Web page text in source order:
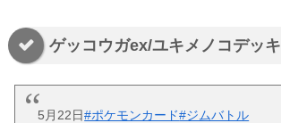
ゲッコウガex/ユキメノコデッキ
5月22日#ポケモンカード#ジムバトル